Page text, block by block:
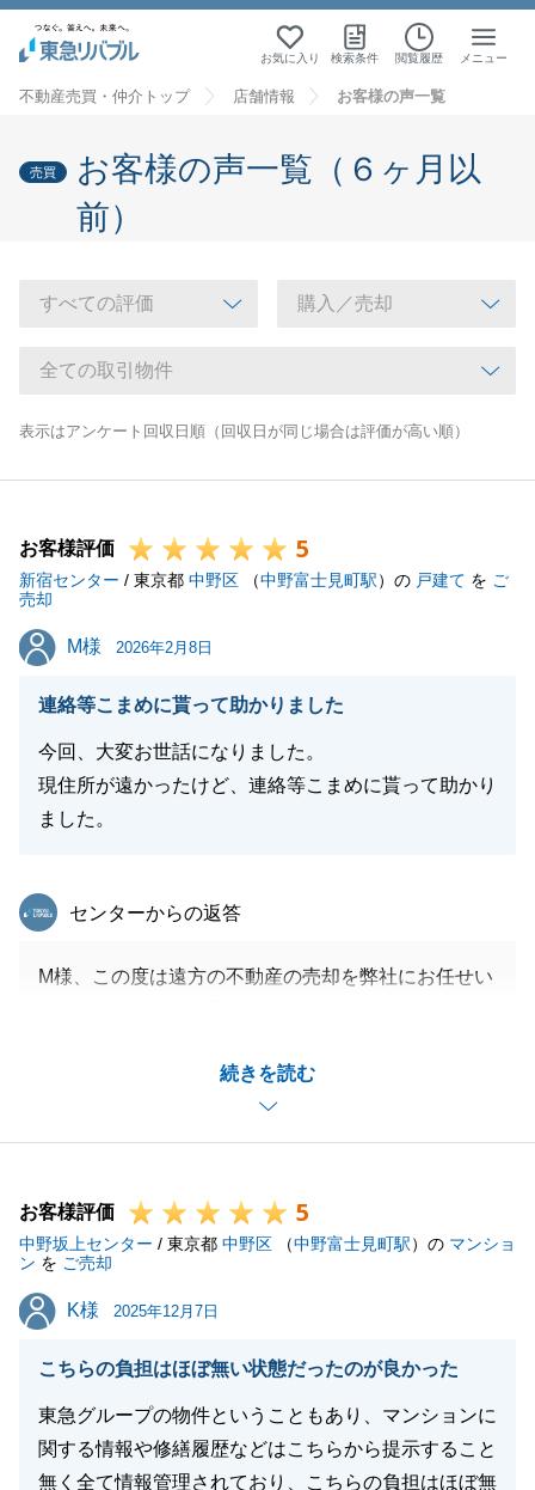
お気に入り 検索条件 閲覧履歴 メニュー
不動産売買・仲介トップ 店舗情報 お客様の声一覧
売買
お客様の声一覧（６ヶ月以
前）
表示はアンケート回収日順（回収日が同じ場合は評価が高い順）
お客様評価 5
新宿センター / 東京都 中野区 （中野富士見町駅）の 戸建て を ご
売却
M様
M様 2026年2月8日
連絡等こまめに貰って助かりました
今回、大変お世話になりました。
現住所が遠かったけど、連絡等こまめに貰って助かり
ました。
続きを読む
東急リバブル
センターからの返答
M様、この度は遠方の不動産の売却を弊社にお任せい
また、私からの連絡等がこまめにあった点を評価いた
だきまして重ねて御礼申し上げます。
お客様評価 5
中野坂上センター / 東京都 中野区 （中野富士見町駅）の マンショ
ン を ご売却
K様
K様 2025年12月7日
こちらの負担はほぼ無い状態だったのが良かった
東急グループの物件ということもあり、マンションに
関する情報や修繕履歴などはこちらから提示すること
無く全て情報管理されており、こちらの負担はほぼ無